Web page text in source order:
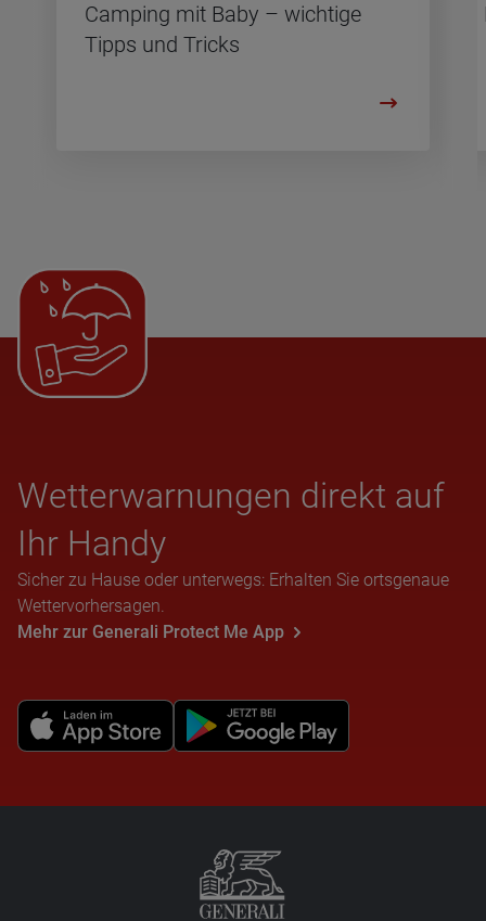
Cam­ping mit Baby – wich­ti­ge
Tipps und Tricks
Wet­ter­war­nun­gen direkt auf
Ihr Handy
Sicher zu Hause oder unterwegs: Erhalten Sie ortsgenaue
Wettervorhersagen.
Mehr zur Generali Protect Me App